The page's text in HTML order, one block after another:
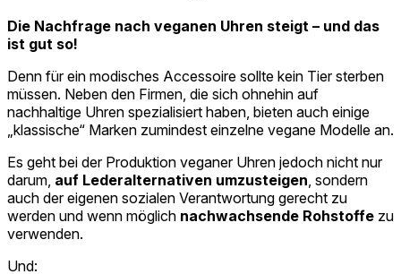
Die Nachfrage nach veganen Uhren steigt – und das
ist gut so!
Denn für ein modisches Accessoire sollte kein Tier sterben
müssen. Neben den Firmen, die sich ohnehin auf
nachhaltige Uhren spezialisiert haben, bieten auch einige
„klassische“ Marken zumindest einzelne vegane Modelle an.
Es geht bei der Produktion veganer Uhren jedoch nicht nur
darum, auf Lederalternativen umzusteigen , sondern
auch der eigenen sozialen Verantwortung gerecht zu
werden und wenn möglich nachwachsende Rohstoffe zu
verwenden.
Und: